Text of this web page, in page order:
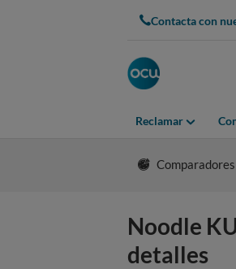
Contacta con
Reclamar
Noodle
detalles